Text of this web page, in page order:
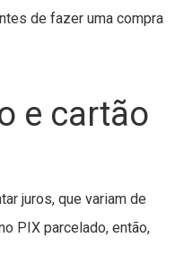
de fazer uma compra
e cartão
juros, que variam de
PIX parcelado, então,